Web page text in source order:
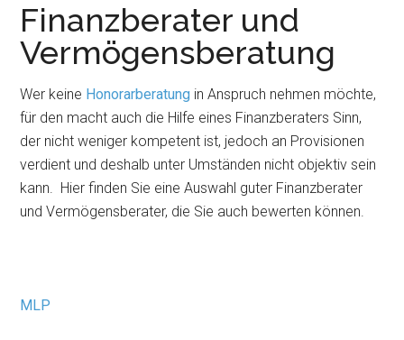
Finanzberater und
Vermögensberatung
Wer keine Honorarberatung in Anspruch nehmen möchte,
für den macht auch die Hilfe eines Finanzberaters Sinn,
der nicht weniger kompetent ist, jedoch an Provisionen
verdient und deshalb unter Umständen nicht objektiv sein
kann. Hier finden Sie eine Auswahl guter Finanzberater
und Vermögensberater, die Sie auch bewerten können.
MLP